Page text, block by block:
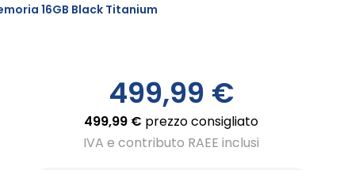
16GB Black Titanium
499,99 €
499,99 € prezzo consigliato
IVA e contributo RAEE inclusi